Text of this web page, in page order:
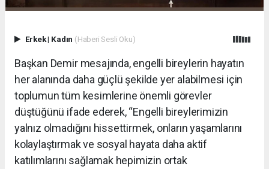
Erkek| Kadın (Haberi Sesli Oku)
Başkan Demir mesajında, engelli bireylerin hayatın
her alanında daha güçlü şekilde yer alabilmesi için
toplumun tüm kesimlerine önemli görevler
düştüğünü ifade ederek, “Engelli bireylerimizin
yalnız olmadığını hissettirmek, onların yaşamlarını
kolaylaştırmak ve sosyal hayata daha aktif
katılımlarını sağlamak hepimizin ortak